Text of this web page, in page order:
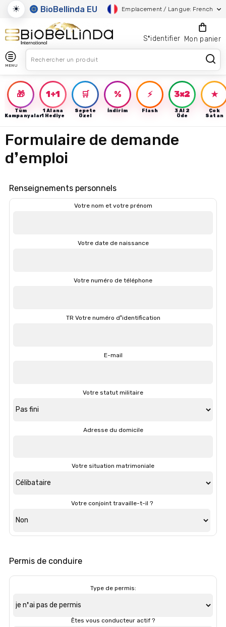
☀ BioBellinda EU Emplacement / Langue: French
S❜identifier Mon panier
MENU
🎁
Tüm
Kampanyalar
1+1
1 Alana
1 Hediye
🛒
Sepete
Özel
%
İndirim
⚡
Flash
3×2
3 Al 2
Öde
★
Çok
Satan
Formulaire de demande
d❜emploi
Renseignements personnels
Votre nom et votre prénom
Votre date de naissance
Votre numéro de téléphone
TR Votre numéro d❜identification
E-mail
Votre statut militaire
Adresse du domicile
Votre situation matrimoniale
Votre conjoint travaille-t-il ?
Permis de conduire
Type de permis:
Êtes vous conducteur actif ?